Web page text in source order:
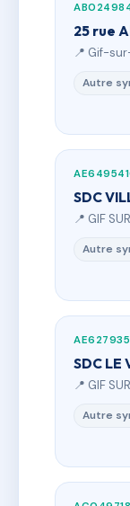
25 rue
📍 Gif-
Autre
SDC
📍 GIF
Autre
SDC LE
📍 GIF
Autre